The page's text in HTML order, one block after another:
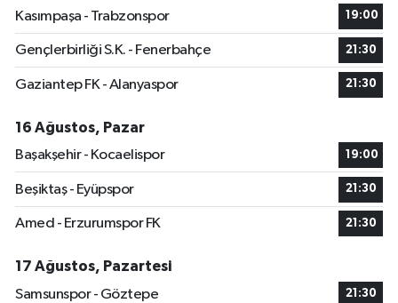
Kasımpaşa - Trabzonspor 19:00
Gençlerbirliği S.K. - Fenerbahçe 21:30
Gaziantep FK - Alanyaspor 21:30
16 Ağustos, Pazar
Başakşehir - Kocaelispor
19:00
Beşiktaş - Eyüpspor 21:30
Amed - Erzurumspor FK 21:30
17 Ağustos, Pazartesi
Samsunspor - Göztepe
21:30